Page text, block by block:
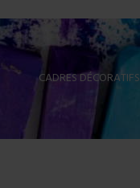
CADRES DÉCORATIFS